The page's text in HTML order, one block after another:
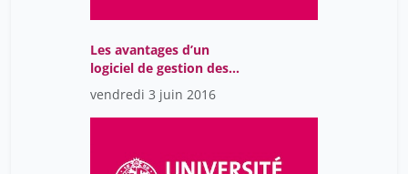
Les avantages d’un
logiciel de gestion des
références
vendredi 3 juin 2016